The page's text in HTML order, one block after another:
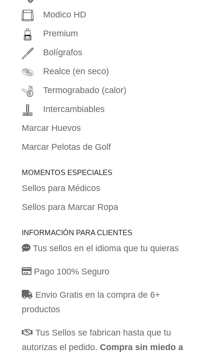
Modico HD
Premium
Bolígrafos
Realce (en seco)
Termograbado (calor)
Intercambiables
Marcar Huevos
Marcar Pelotas de Golf
MOMENTOS ESPECIALES
Sellos para Médicos
Sellos para Marcar Ropa
INFORMACIÓN PARA CLIENTES
Tus sellos en el idioma que tu quieras
Pago 100% Seguro
Envio Gratis en la compra de 6+
productos
Tus Sellos se fabrican hasta que tu
autorizas el pedido. Compra sin miedo a